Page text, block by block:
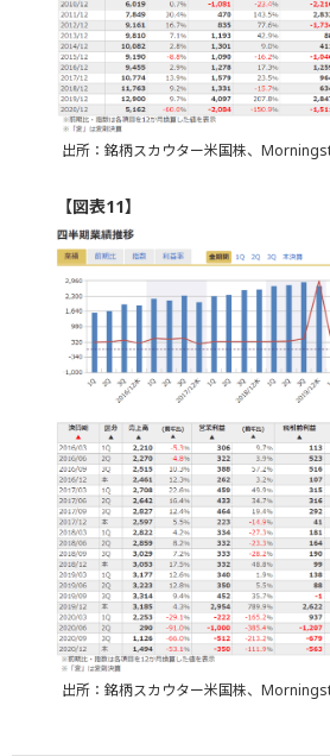
出所：銘柄スカウター米国株、
【図表11】
出所：銘柄スカウター米国株、